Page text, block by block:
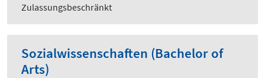
Zulassungsbeschränkt
Sozialwissenschaften (Bachelor of
Arts)